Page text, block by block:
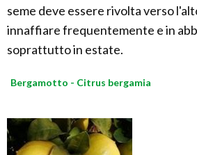
seme deve essere rivolta verso
innaffiare frequentemente e in
soprattutto in estate.
Bergamotto - Citrus bergamia